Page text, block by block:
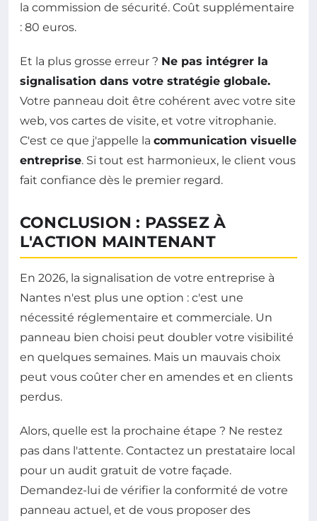
la commission de sécurité. Coût supplémentaire
: 80 euros.
Et la plus grosse erreur ? Ne pas intégrer la
signalisation dans votre stratégie globale.
Votre panneau doit être cohérent avec votre site
web, vos cartes de visite, et votre vitrophanie.
C'est ce que j'appelle la communication visuelle
entreprise. Si tout est harmonieux, le client vous
fait confiance dès le premier regard.
CONCLUSION : PASSEZ À
L'ACTION MAINTENANT
En 2026, la signalisation de votre entreprise à
Nantes n'est plus une option : c'est une
nécessité réglementaire et commerciale. Un
panneau bien choisi peut doubler votre visibilité
en quelques semaines. Mais un mauvais choix
peut vous coûter cher en amendes et en clients
perdus.
Alors, quelle est la prochaine étape ? Ne restez
pas dans l'attente. Contactez un prestataire local
pour un audit gratuit de votre façade.
Demandez-lui de vérifier la conformité de votre
panneau actuel, et de vous proposer des